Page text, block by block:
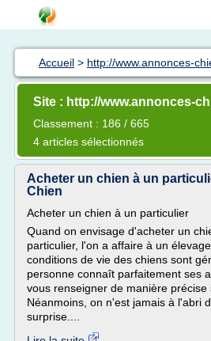
Accueil > http://www.annonces-
Site : http://www.annonces-
Classement : 186 / 665
4 articles sélectionnés
Acheter un chien à un
Chien
Acheter un chien à un particulier
Quand on envisage d'acheter un
particulier, l'on a affaire à un
conditions de vie des chiens sont
personne connaît parfaitement ses
vous renseigner de manière précise
Néanmoins, on n'est jamais à l'abri
surprise....